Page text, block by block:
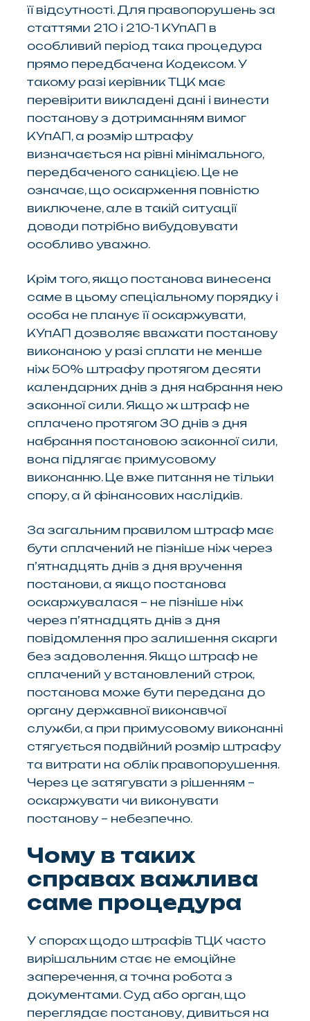
її відсутності. Для правопорушень за
статтями 210 і 210-1 КУпАП в
особливий період така процедура
прямо передбачена Кодексом. У
такому разі керівник ТЦК має
перевірити викладені дані і винести
постанову з дотриманням вимог
КУпАП, а розмір штрафу
визначається на рівні мінімального,
передбаченого санкцією. Це не
означає, що оскарження повністю
виключене, але в такій ситуації
доводи потрібно вибудовувати
особливо уважно.
Крім того, якщо постанова винесена
саме в цьому спеціальному порядку і
особа не планує її оскаржувати,
КУпАП дозволяє вважати постанову
виконаною у разі сплати не менше
ніж 50% штрафу протягом десяти
календарних днів з дня набрання нею
законної сили. Якщо ж штраф не
сплачено протягом 30 днів з дня
набрання постановою законної сили,
вона підлягає примусовому
виконанню. Це вже питання не тільки
спору, а й фінансових наслідків.
За загальним правилом штраф має
бути сплачений не пізніше ніж через
п’ятнадцять днів з дня вручення
постанови, а якщо постанова
оскаржувалася – не пізніше ніж
через п’ятнадцять днів з дня
повідомлення про залишення скарги
без задоволення. Якщо штраф не
сплачений у встановлений строк,
постанова може бути передана до
органу державної виконавчої
служби, а при примусовому виконанні
стягується подвійний розмір штрафу
та витрати на облік правопорушення.
Через це затягувати з рішенням –
оскаржувати чи виконувати
постанову – небезпечно.
Чому в таких
справах важлива
саме процедура
У спорах щодо штрафів ТЦК часто
вирішальним стає не емоційне
заперечення, а точна робота з
документами. Суд або орган, що
переглядає постанову, дивиться на